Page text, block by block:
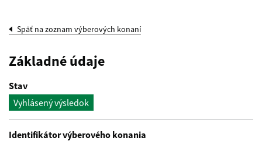
Späť na zoznam výberových konaní
Základné údaje
Stav
Vyhlásený výsledok
Identifikátor výberového konania